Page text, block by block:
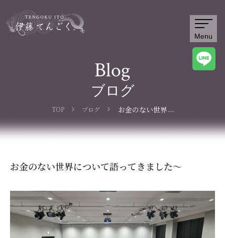
Menu
Blog
ブログ
TOP ブログ
お金のない世界
きました～
...
お金のない世界について語ってきました～